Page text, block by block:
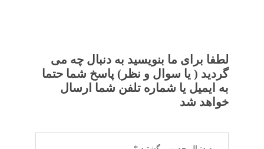
لطفا برای ما بنویسید به دنبال چه می
گردید ( یا سوال و نظر) پاسخ شما حتما
به ایمیل یا شماره تلفن شما ارسال
خواهد شد